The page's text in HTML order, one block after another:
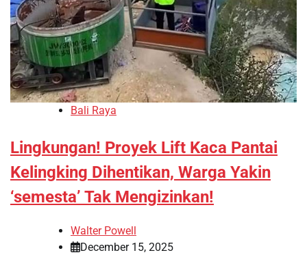
Bali Raya
Lingkungan! Proyek Lift Kaca Pantai
Kelingking Dihentikan, Warga Yakin
‘semesta’ Tak Mengizinkan!
Walter Powell
December 15, 2025